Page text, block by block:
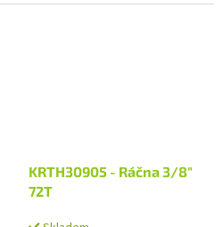
KRTH30905 - Ráčna 3/8"
72T